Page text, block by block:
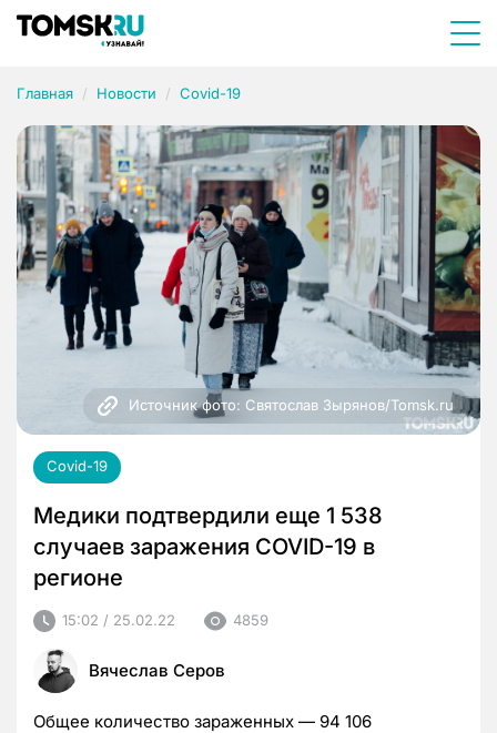
Главная Новости Covid-19
Источник фото: Святослав Зырянов/Tomsk.ru
Covid-19
Медики подтвердили еще 1 538
случаев заражения COVID-19 в
регионе
15:02 / 25.02.22 4859
Вячеслав Серов
Общее количество зараженных — 94 106